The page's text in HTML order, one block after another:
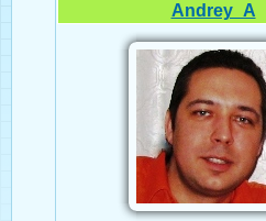
Andrey_A